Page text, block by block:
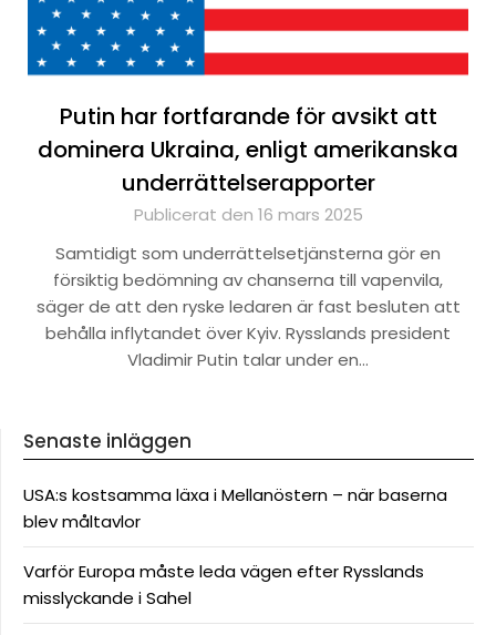
Putin har fortfarande för avsikt att
dominera Ukraina, enligt amerikanska
underrättelserapporter
Publicerat den 16 mars 2025
Samtidigt som underrättelsetjänsterna gör en
försiktig bedömning av chanserna till vapenvila,
säger de att den ryske ledaren är fast besluten att
behålla inflytandet över Kyiv. Rysslands president
Vladimir Putin talar under en…
Senaste inläggen
USA:s kostsamma läxa i Mellanöstern – när baserna
blev måltavlor
Varför Europa måste leda vägen efter Rysslands
misslyckande i Sahel